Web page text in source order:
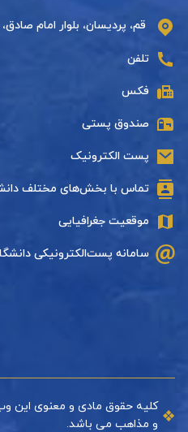
قم، پردیسان، بلوار امام
تلفن
فکس
صندوق پستی
پست الکترونیک
تماس با بخش‌های مختلف
موقعیت جغرافیایی
سامانه پست‌الکترونیکی
کلیه حقوق مادی و معنوی این
و مذاهب می باشد.